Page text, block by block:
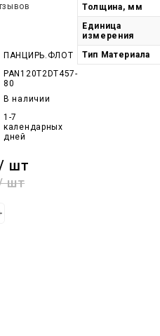
ПАНЦИРЬ.ФЛОТ
PAN120T2DT457-
80
В наличии
1-7
календарных
дней
шт
шт
Толщина, мм
Единица
измерения
Тип Материала